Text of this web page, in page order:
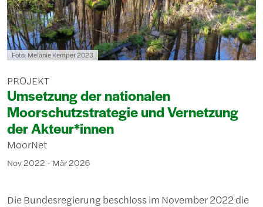
Lizenzinformationen einschließlich Urheberrecht
Foto: Melanie Kemper 2023
PROJEKT
Umsetzung der nationalen
Moorschutzstrategie und Vernetzung
der Akteur*innen
MoorNet
Nov 2022 - Mär 2026
Die Bundesregierung beschloss im November 2022 die